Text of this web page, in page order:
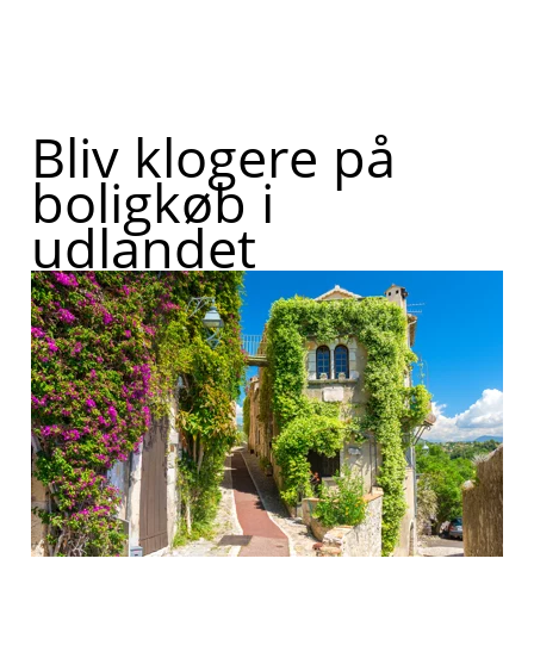
Bliv klogere på
boligkøb i
udlandet